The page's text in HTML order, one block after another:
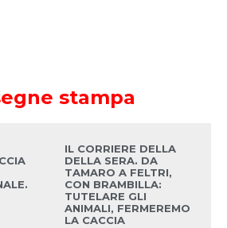
stampa
IL CORRIERE DELLA
DELLA SERA. DA
TAMARO A FELTRI,
CON BRAMBILLA:
TUTELARE GLI
ANIMALI, FERMEREMO
LA CACCIA